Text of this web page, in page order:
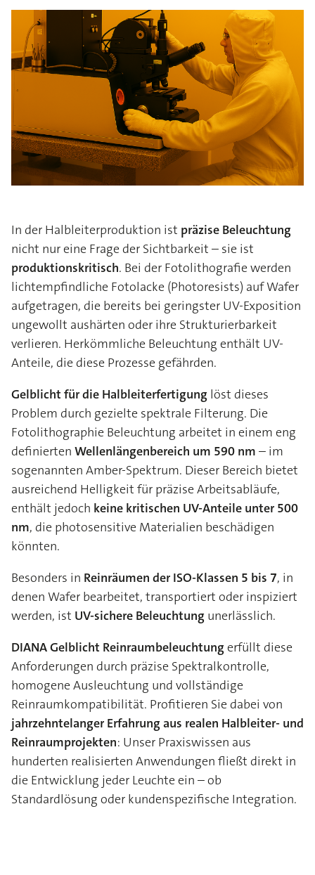
In der Halbleiterproduktion ist präzise Beleuchtung
nicht nur eine Frage der Sichtbarkeit – sie ist
produktionskritisch. Bei der Fotolithografie werden
lichtempfindliche Fotolacke (Photoresists) auf Wafer
aufgetragen, die bereits bei geringster UV-Exposition
ungewollt aushärten oder ihre Strukturierbarkeit
verlieren. Herkömmliche Beleuchtung enthält UV-
Anteile, die diese Prozesse gefährden.
Gelblicht für die Halbleiterfertigung löst dieses
Problem durch gezielte spektrale Filterung. Die
Fotolithographie Beleuchtung arbeitet in einem eng
definierten Wellenlängenbereich um 590 nm – im
sogenannten Amber-Spektrum. Dieser Bereich bietet
ausreichend Helligkeit für präzise Arbeitsabläufe,
enthält jedoch keine kritischen UV-Anteile unter 500
nm, die photosensitive Materialien beschädigen
könnten.
Besonders in Reinräumen der ISO-Klassen 5 bis 7, in
denen Wafer bearbeitet, transportiert oder inspiziert
werden, ist UV-sichere Beleuchtung unerlässlich.
DIANA Gelblicht Reinraumbeleuchtungerfüllt diese
Anforderungen durch präzise Spektralkontrolle,
homogene Ausleuchtung und vollständige
Reinraumkompatibilität. Profitieren Sie dabei von
jahrzehntelanger Erfahrung aus realen Halbleiter- und
Reinraumprojekten: Unser Praxiswissen aus
hunderten realisierten Anwendungen fließt direkt in
die Entwicklung jeder Leuchte ein – ob
Standardlösung oder kundenspezifische Integration.